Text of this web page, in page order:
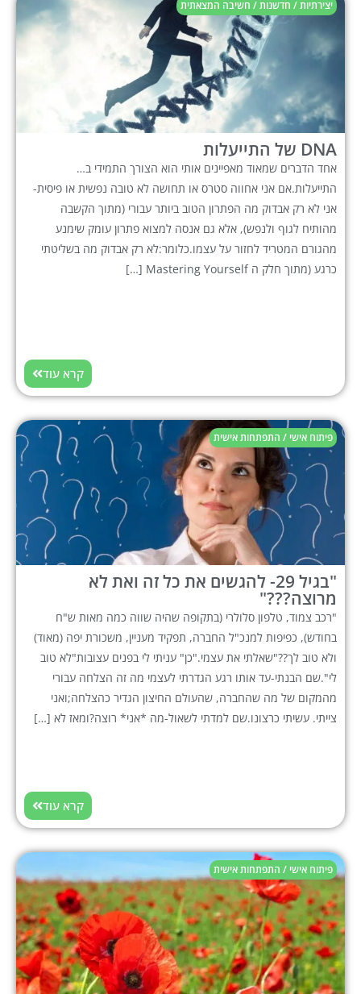
יצירתיות / חדשנות / חשיבה המצאתית
DNA של התייעלות
אחד הדברים שמאוד מאפיינים אותי הוא הצורך התמידי ב…
התייעלות.אם אני אחווה סטרס או תחושה לא טובה נפשית או פיסית-
אני לא רק אבדוק מה הפתרון הטוב ביותר עבורי (מתוך הקשבה
מהותיח לגוף ולנפש), אלא גם אנסה למצוא פתרון עומק שימנע
מהגורם המטריד לחזור על עצמו.כלומר:לא רק אבדוק מה בשליטתי
כרגע (מתוך חלק ה Mastering Yourself […]
קרא עוד
פיתוח אישי / התפתחות אישית
"בגיל 29- להגשים את כל זה ואת לא
מרוצה???"
"רכב צמוד, טלפון סלולרי (בתקופה שהיה שווה כמה מאות ש"ח
בחודש), כפיפות למנכ"ל החברה, תפקיד מעניין, משכורת יפה (מאוד)
ולא טוב לך??"שאלתי את עצמי."כן" עניתי לי בפנים עצובות"לא טוב
לי".שם הבנתי-עד אותו רגע הגדרתי לעצמי מה זה הצלחה עבורי
מהמקום של מה שהחברה, שהעולם החיצון הגדיר כהצלחה;ואני
צייתי. עשיתי כרצונו.שם למדתי לשאול-מה *אני* רוצה?ומאז לא […]
קרא עוד
פיתוח אישי / התפתחות אישית